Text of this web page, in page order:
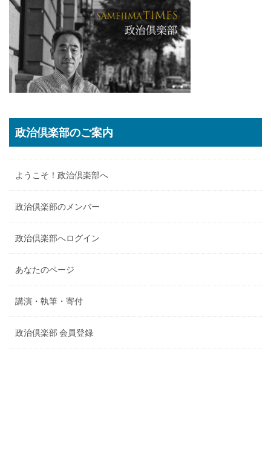
政治倶楽部のご案内
ようこそ！政治倶楽部へ
政治倶楽部のメンバー
政治倶楽部へログイン
あなたのページ
講演・執筆・寄付
政治倶楽部 会員登録